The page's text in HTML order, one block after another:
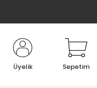
Üyelik Sepetim